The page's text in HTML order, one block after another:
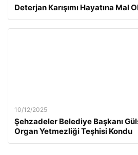
Deterjan Karışımı Hayatına Mal
10/12/2025
Şehzadeler Belediye Başkanı
Organ Yetmezliği Teşhisi Kondu